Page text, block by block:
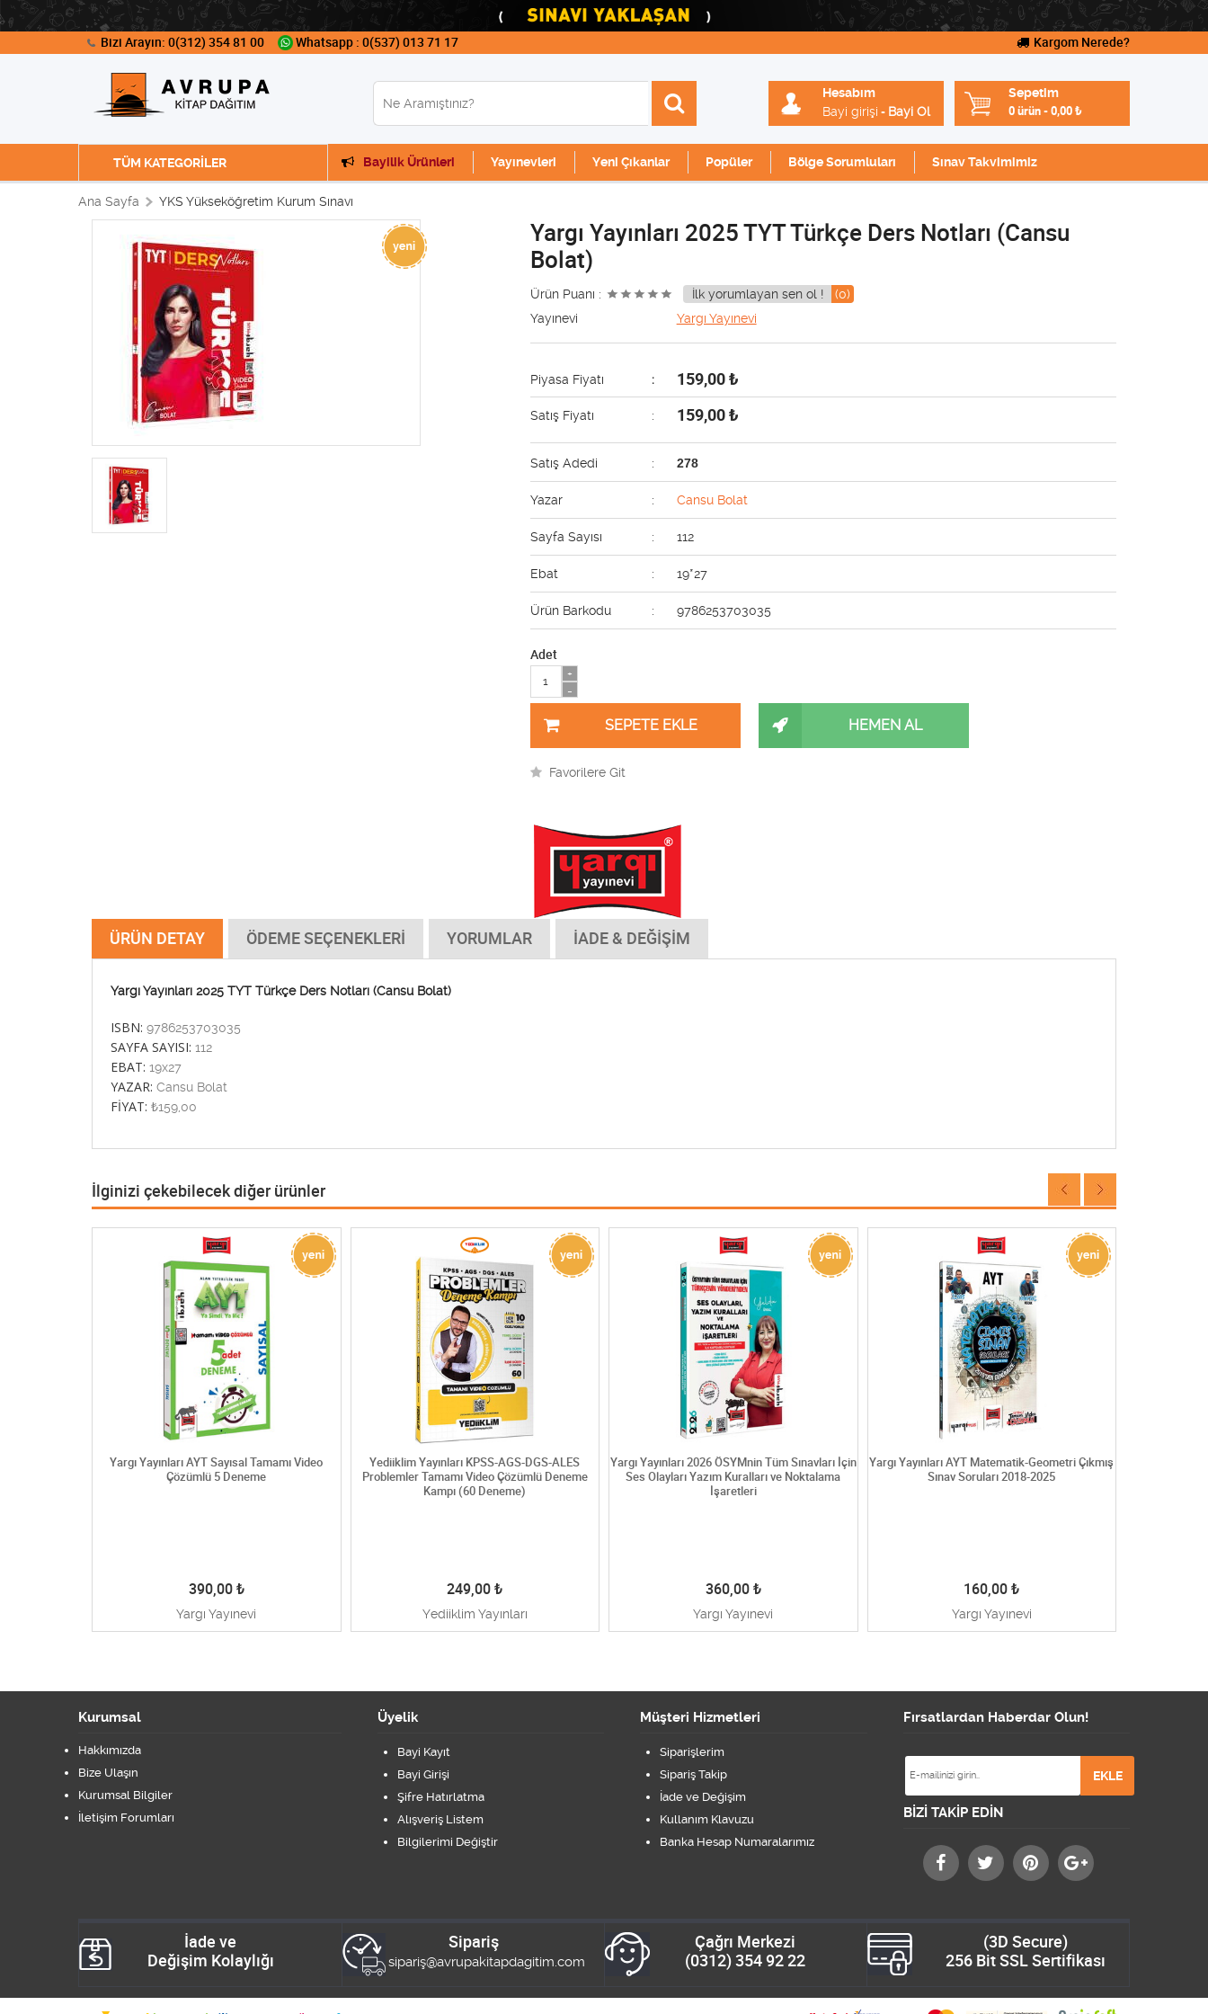
Bizi Arayın: 0(312) 354 81 00 Whatsapp : 0(537) 013 71 17 Kargom Nerede?
Sepetim
0 ürün - 0,00 ₺
Hesabım
Bayi girişi - Bayi Ol
TÜM KATEGORİLER Bayilik Ürünleri Yayınevleri Yeni Çıkanlar Popüler Bölge Sorumluları Sınav Takvimimiz
Ana Sayfa YKS Yükseköğretim Kurum Sınavı
Yargı Yayınları 2025 TYT Türkçe Ders Notları (Cansu
Bolat)
Ürün Puanı : İlk yorumlayan sen ol !
(0)
Yayınevi
Yargı Yayınevi
Piyasa Fiyatı : 159,00₺
Satış Fiyatı : 159,00₺
Satış Adedi : 278
Yazar : Cansu Bolat
Sayfa Sayısı : 112
Ebat : 19*27
Ürün Barkodu : 9786253703035
Adet
+
-
HEMEN AL
Favorilere Git
ÜRÜN DETAY ÖDEME SEÇENEKLERİ YORUMLAR İADE & DEĞİŞİM
Yargı Yayınları 2025 TYT Türkçe Ders Notları (Cansu Bolat)
ISBN: 9786253703035
SAYFA SAYISI: 112
EBAT: 19x27
YAZAR: Cansu Bolat
FİYAT: ₺159,00
İlginizi çekebilecek diğer ürünler
Yargı Yayınları AYT Sayısal Tamamı Video
Çözümlü 5 Deneme
390,00₺
Yargı Yayınevi
Yediiklim Yayınları KPSS-AGS-DGS-ALES
Problemler Tamamı Video Çözümlü Deneme
Kampı (60 Deneme)
249,00 ₺
Yediiklim Yayınları
Yargı Yayınları 2026 ÖSYMnin Tüm Sınavları İçin
Ses Olayları Yazım Kuralları ve Noktalama
İşaretleri
360,00₺
Yargı Yayınevi
Yargı Yayınları AYT Matematik-Geometri Çıkmış
Sınav Soruları 2018-2025
160,00 ₺
Yargı Yayınevi
Kurumsal
Hakkımızda
Bize Ulaşın
Kurumsal Bilgiler
İletişim Forumları
Üyelik
Bayi Kayıt
Bayi Girişi
Şifre Hatırlatma
Alışveriş Listem
Bilgilerimi Değiştir
Müşteri Hizmetleri
Siparişlerim
Sipariş Takip
İade ve Değişim
Kullanım Klavuzu
Banka Hesap Numaralarımız
Fırsatlardan Haberdar Olun!
BİZİ TAKİP EDİN
İade ve
Değişim Kolaylığı
Sipariş
sipariş@avrupakitapdagitim.com
Çağrı Merkezi
(0312) 354 92 22
(3D Secure)
256 Bit SSL Sertifikası